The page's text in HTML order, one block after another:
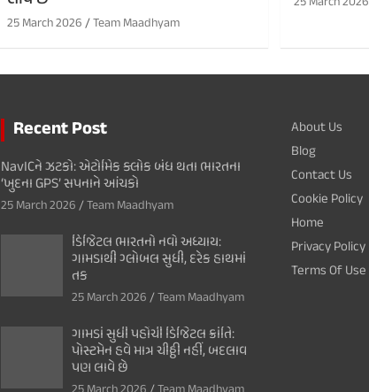
25 March 2026 Team Maadhyam
Recent Post
NavICને ઝટકો: એટોમિક ક્લોક બંધ થતા ભારતના
‘ખુદના GPS’ સપનાને આંચકો
25 March 2026 Team Maadhyam
ડિજિટલ ભારતનો નવો અધ્યાય:
ગામડાથી ગ્લોબલ સુધી, દરેક હાથમાં
તક
25 March 2026 Team Maadhyam
ગામડાં સુધી પહોંચી ડિજિટલ ક્રાંતિ:
પોસ્ટમેન હવે માત્ર ચીઠ્ઠી નહીં, બદલાવ
પણ લાવે છે
About Us
Blog
Contact Us
Cookie Policy
Home
Privacy Policy
Terms Of Use